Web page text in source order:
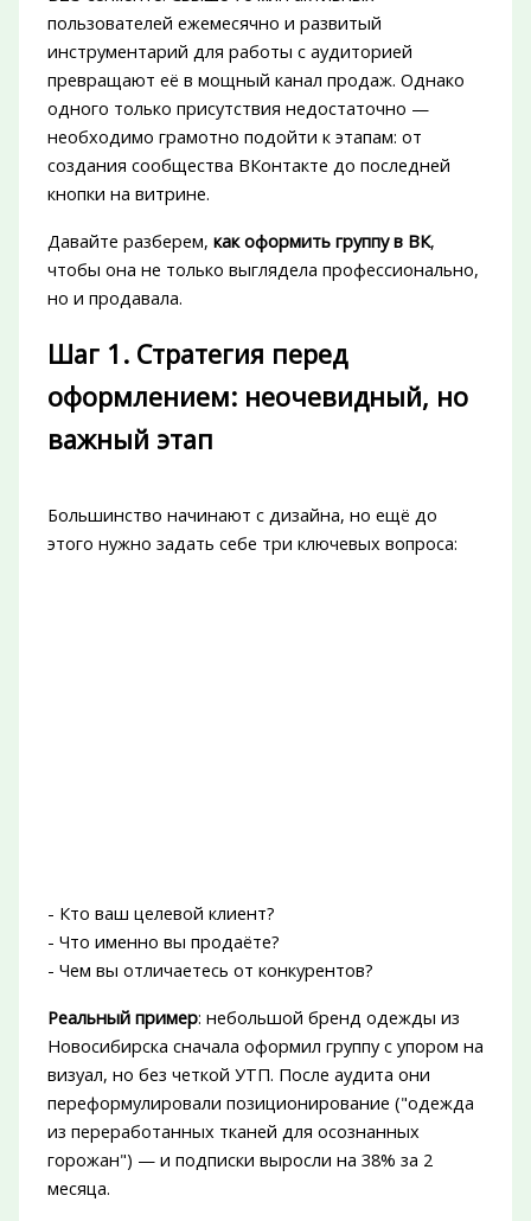
пользователей ежемесячно и развитый
инструментарий для работы с аудиторией
превращают её в мощный канал продаж. Однако
одного только присутствия недостаточно —
необходимо грамотно подойти к этапам: от
создания сообщества ВКонтакте до последней
кнопки на витрине.
Давайте разберем, как оформить группу в ВК,
чтобы она не только выглядела профессионально,
но и продавала.
Шаг 1. Стратегия перед
оформлением: неочевидный, но
важный этап
Большинство начинают с дизайна, но ещё до
этого нужно задать себе три ключевых вопроса:
- Кто ваш целевой клиент?
- Что именно вы продаёте?
- Чем вы отличаетесь от конкурентов?
Реальный пример: небольшой бренд одежды из
Новосибирска сначала оформил группу с упором на
визуал, но без четкой УТП. После аудита они
переформулировали позиционирование ("одежда
из переработанных тканей для осознанных
горожан") — и подписки выросли на 38% за 2
месяца.